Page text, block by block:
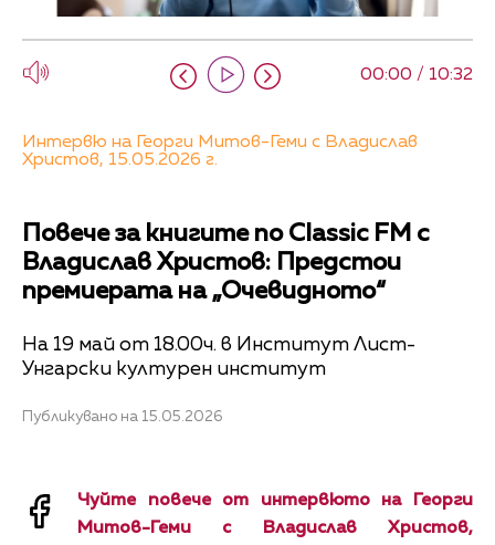
00:00 / 10:32
Интервю на Георги Митов-Геми с Владислав
Христов, 15.05.2026 г.
Повече за книгите по Classic FM с
Владислав Христов: Предстои
премиерата на „Очевидното“
На 19 май от 18.00ч. в Институт Лист-
Унгарски културен институт
Публикувано на 15.05.2026
Чуйте повече от интервюто на Георги
Митов-Геми с Владислав Христов,